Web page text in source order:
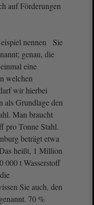
auf Förderungen
nennen Sie
genau, die
eine
welchen
wir hierbei
als Grundlage den
Man braucht
pro Tonne Stahl.
beträgt etwa
heißt, 1 Million
000 t Wasserstoff
Sie auch, den
70 %